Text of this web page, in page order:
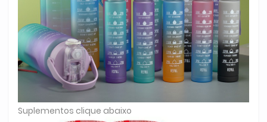
Suplementos clique abaixo